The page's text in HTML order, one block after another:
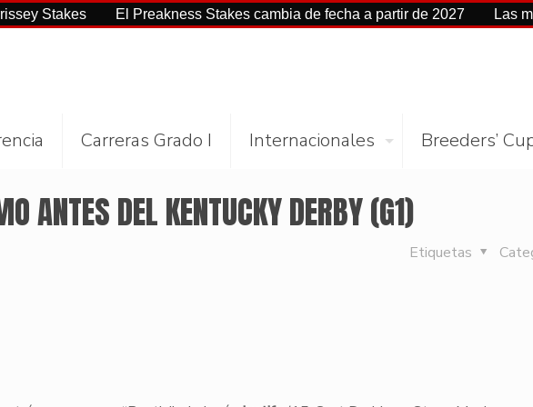
El Preakness Stakes cambia de fecha a partir de 2027 Las mejores
Carreras Grado I Internacionales Breeders’
ANTES DEL KENTUCKY DERBY (G1)
Etiquetas